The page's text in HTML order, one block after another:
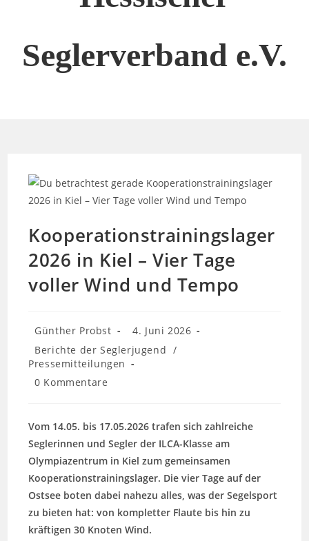
Seglerverband e.V.
Kooperationstrainingslager
2026 in Kiel – Vier Tage
voller Wind und Tempo
Beitrags-
Günther Probst
Beitrag
veröffentlicht:
4. Juni 2026
Beitrags-
Kategorie:
Berichte der Seglerjugend /
Pressemitteilungen
Beitrags-
0 Kommentare
Vom 14.05. bis 17.05.2026 trafen sich zahlreiche
Seglerinnen und Segler der ILCA-Klasse am
Olympiazentrum in Kiel zum gemeinsamen
Kooperationstrainingslager. Die vier Tage auf der
Ostsee boten dabei nahezu alles, was der Segelsport
zu bieten hat: von kompletter Flaute bis hin zu
kräftigen 30 Knoten Wind.